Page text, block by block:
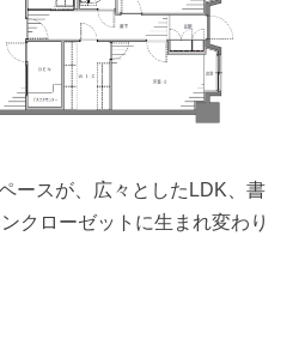
ースが、広々としたLDK、書
クローゼットに生まれ変わり